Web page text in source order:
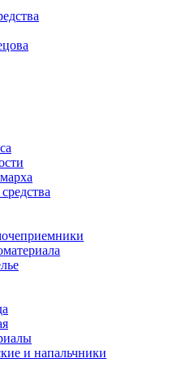
и напальчники